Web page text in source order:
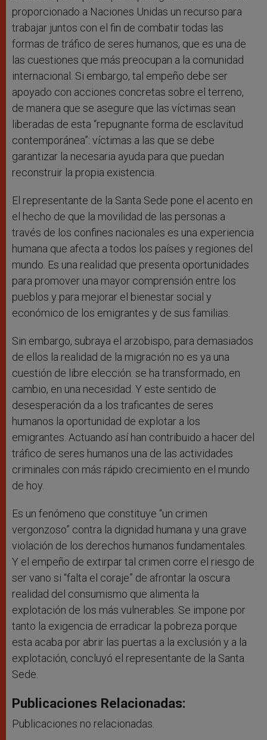
proporcionado a Naciones Unidas un recurso para
trabajar juntos con el fin de combatir todas las
formas de tráfico de seres humanos, que es una de
las cuestiones que más preocupan a la comunidad
internacional. Si embargo, tal empeño debe ser
apoyado con acciones concretas sobre el terreno,
de manera que se asegure que las víctimas sean
liberadas de esta “repugnante forma de esclavitud
contemporánea”: víctimas a las que se debe
garantizar la necesaria ayuda para que puedan
reconstruir la propia existencia.
El representante de la Santa Sede pone el acento en
el hecho de que la movilidad de las personas a
través de los confines nacionales es una experiencia
humana que afecta a todos los países y regiones del
mundo. Es una realidad que presenta oportunidades
para promover una mayor comprensión entre los
pueblos y para mejorar el bienestar social y
económico de los emigrantes y de sus familias.
Sin embargo, subraya el arzobispo, para demasiados
de ellos la realidad de la migración no es ya una
cuestión de libre elección: se ha transformado, en
cambio, en una necesidad. Y este sentido de
desesperación da a los traficantes de seres
humanos la oportunidad de explotar a los
emigrantes. Actuando así han contribuido a hacer del
tráfico de seres humanos una de las actividades
criminales con más rápido crecimiento en el mundo
de hoy.
Es un fenómeno que constituye “un crimen
vergonzoso” contra la dignidad humana y una grave
violación de los derechos humanos fundamentales.
Y el empeño de extirpar tal crimen corre el riesgo de
ser vano si “falta el coraje” de afrontar la oscura
realidad del consumismo que alimenta la
explotación de los más vulnerables. Se impone por
tanto la exigencia de erradicar la pobreza porque
esta acaba por abrir las puertas a la exclusión y a la
explotación, concluyó el representante de la Santa
Sede.
Publicaciones Relacionadas:
Publicaciones no relacionadas.